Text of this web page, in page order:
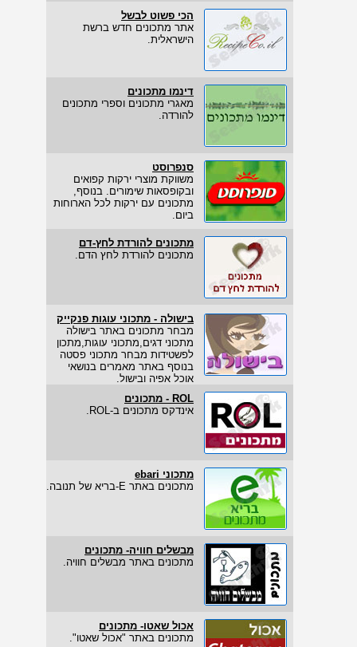
הכי פשוט לבשל
אתר מתכונים חדש ברשת
הישראלית.
דינמו מתכונים
מאגרי מתכונים וספרי מתכונים
להורדה.
סנפרוסט
משווקת מוצרי ירקות קפואים
ובקופסאות שימורים. בנוסף,
מתכונים עם ירקות לכל הארוחות
ביום.
מתכונים להורדת לחץ-דם
מתכונים להורדת לחץ הדם.
בישולה - מתכוני עוגות פנקייק
מבחר מתכונים באתר בישולה
מתכוני דגים,מתכוני עוגות,מתכון
לפשטידות מבחר מתכוני פסטה
בנוסף באתר מאמרים בנושאי
אוכל אפיה ובישול.
ROL - מתכונים
אינדקס מתכונים ב-ROL.
מתכוני ebari
מתכונים באתר E-בריא של תנובה.
מבשלים חוויה- מתכונים
מתכונים באתר מבשלים חוויה.
אכול שאטו- מתכונים
מתכונים באתר "אכול שאטו".